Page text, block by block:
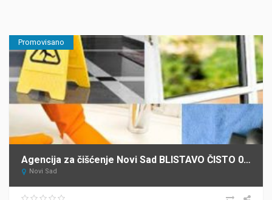
Promovisano
Agencija za čišćenje Novi Sad BLISTAVO ČISTO 021
Novi Sad